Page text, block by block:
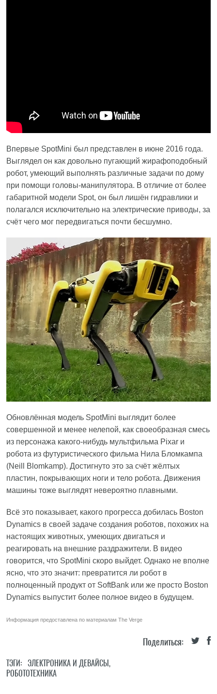
Впервые SpotMini был представлен в июне 2016 года.
Выглядел он как довольно пугающий жирафоподобный
робот, умеющий выполнять различные задачи по дому
при помощи головы-манипулятора. В отличие от более
габаритной модели Spot, он был лишён гидравлики и
полагался исключительно на электрические приводы, за
счёт чего мог передвигаться почти бесшумно.
Обновлённая модель SpotMini выглядит более
совершенной и менее нелепой, как своеобразная смесь
из персонажа какого-нибудь мультфильма Pixar и
робота из футуристического фильма Нила Бломкампа
(Neill Blomkamp). Достигнуто это за счёт жёлтых
пластин, покрывающих ноги и тело робота. Движения
машины тоже выглядят невероятно плавными.
Всё это показывает, какого прогресса добилась Boston
Dynamics в своей задаче создания роботов, похожих на
настоящих животных, умеющих двигаться и
реагировать на внешние раздражители. В видео
говорится, что SpotMini скоро выйдет. Однако не вполне
ясно, что это значит: превратится ли робот в
полноценный продукт от SoftBank или же просто Boston
Dynamics выпустит более полное видео в будущем.
Информация предоставлена по материаламThe Verge
Поделиться:
ТЭГИ: ЭЛЕКТРОНИКА И ДЕВАЙСЫ,
РОБОТОТЕХНИКА